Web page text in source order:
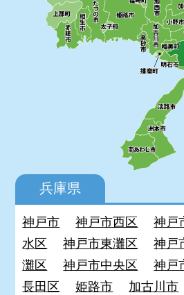
兵庫県
神戸市 神戸市西区 神戸
水区
神戸市東灘区 神戸
灘区
神戸市中央区 神戸
長田区
姫路市 加古川市